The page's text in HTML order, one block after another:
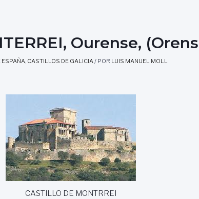
Ourense,
ESPAÑA, CASTILLOS DE GALICIA/ POR LUIS MANUEL MOLL
CASTILLO DE MONTRREI